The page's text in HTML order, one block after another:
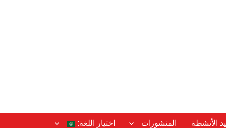
الأنشطة المنشورات اختيار اللغة: